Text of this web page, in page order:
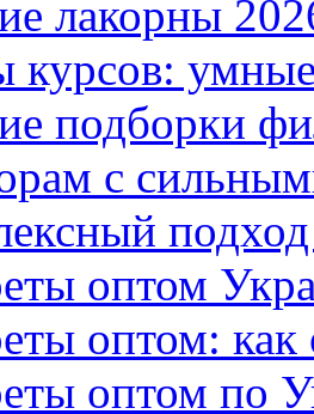
лакорны
курсов:
подборки
с
оптом
оптом: как
оптом по